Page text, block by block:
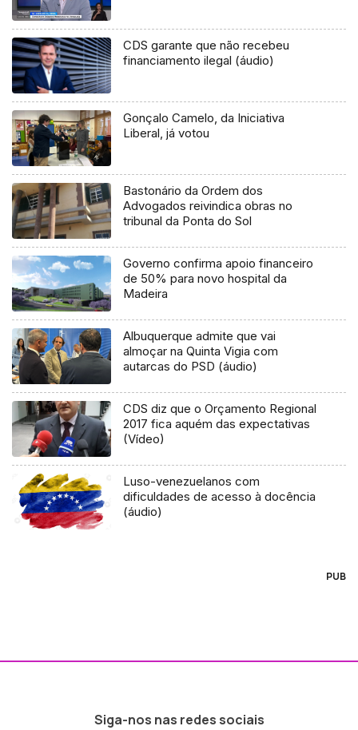
CDS garante que não recebeu
financiamento ilegal (áudio)
Gonçalo Camelo, da Iniciativa
Liberal, já votou
Bastonário da Ordem dos
Advogados reivindica obras no
tribunal da Ponta do Sol
Governo confirma apoio financeiro
de 50% para novo hospital da
Madeira
Albuquerque admite que vai
almoçar na Quinta Vigia com
autarcas do PSD (áudio)
CDS diz que o Orçamento Regional
2017 fica aquém das expectativas
(Vídeo)
Luso-venezuelanos com
dificuldades de acesso à docência
(áudio)
PUB
Siga-nos nas redes sociais